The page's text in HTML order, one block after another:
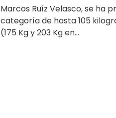
Marcos Ruíz Velasco, se ha
categoría de hasta 105
(175 Kg y 203 Kg en...